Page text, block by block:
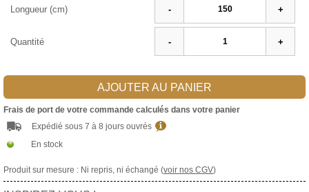
Longueur (cm) - +
Quantité - +
AJOUTER AU PANIER
Frais de port de votre commande calculés dans votre panier
Expédié sous 7 à 8 jours ouvrés
En stock
Produit sur mesure : Ni repris, ni échangé (voir nos CGV)